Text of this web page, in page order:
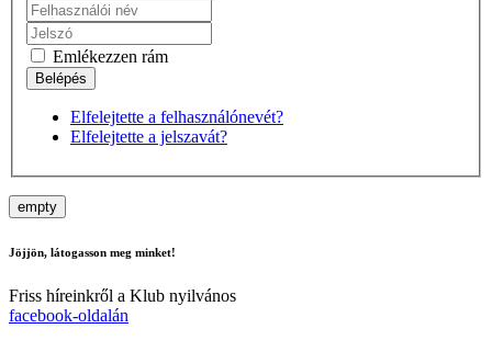
Emlékezzen rám
Elfelejtette a felhasználónevét?
Elfelejtette a jelszavát?
empty
Jöjjön, látogasson meg minket!
Friss híreinkről a Klub nyilvános
facebook-oldalán